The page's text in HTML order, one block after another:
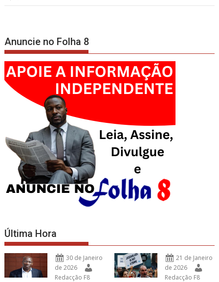
Anuncie no Folha 8
Última Hora
30 de Janeiro
de 2026
Redacção F8
21 de Janeiro
de 2026
Redacção F8